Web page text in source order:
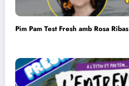
Pim Pam Test Fresh amb Rosa Ribas